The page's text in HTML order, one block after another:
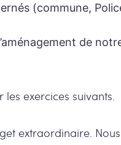
(commune,
de
exercices suivants.
extraordinaire.